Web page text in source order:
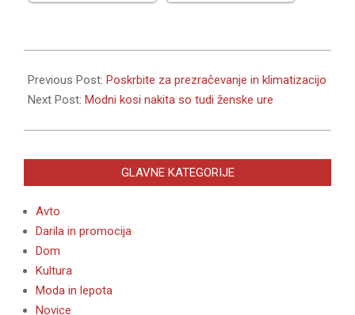
05-
31
Previous Post: Poskrbite za prezračevanje in klimatizacijo
Next Post: Modni kosi nakita so tudi ženske ure
GLAVNE KATEGORIJE
Avto
Darila in promocija
Dom
Kultura
Moda in lepota
Novice